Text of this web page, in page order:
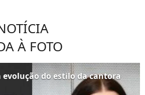
À FOTO
evolução do estilo da cantora